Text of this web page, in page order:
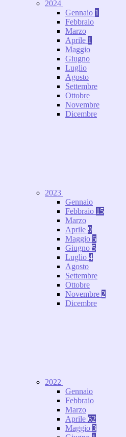
2024
Gennaio 1
Febbraio
Marzo
Aprile 1
Maggio
Giugno
Luglio
Agosto
Settembre
Ottobre
Novembre
Dicembre
2023
Gennaio
Febbraio 15
Marzo
Aprile 9
Maggio 5
Giugno 5
Luglio 4
Agosto
Settembre
Ottobre
Novembre 2
Dicembre
2022
Gennaio
Febbraio
Marzo
Aprile 62
Maggio 3